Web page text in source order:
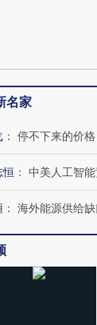
国走私7万
名家
： 停不下来的价格
恒 ： 中美人工智
： 海外能源供给